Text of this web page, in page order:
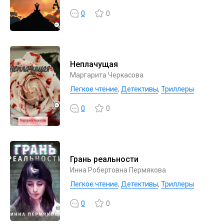
0 0
Неплачущая
Маргарита Черкасова
Легкое чтение, Детективы, Триллеры
0 0
Грань реальности
Инна Робертовна Пермякова
Легкое чтение, Детективы, Триллеры
0 0